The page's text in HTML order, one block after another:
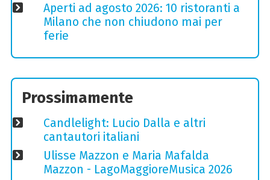
Aperti ad agosto 2026: 10 ristoranti a
Milano che non chiudono mai per
ferie
Prossimamente
Candlelight: Lucio Dalla e altri
cantautori italiani
Ulisse Mazzon e Maria Mafalda
Mazzon - LagoMaggioreMusica 2026